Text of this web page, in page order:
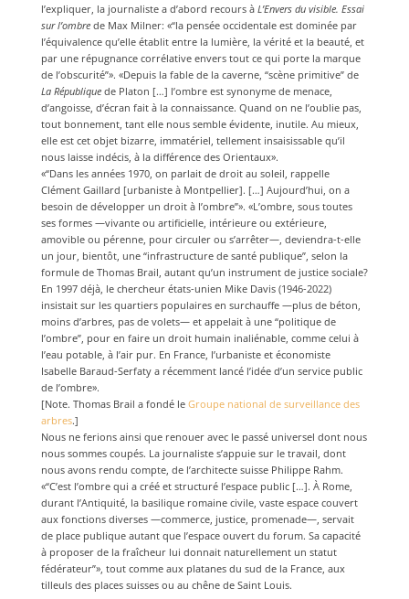
l’expliquer, la journaliste a d’abord recours à L’Envers du visible. Essai
sur l’ombrede Max Milner: «“la pensée occidentale est dominée par
l’équivalence qu’elle établit entre la lumière, la vérité et la beauté, et
par une répugnance corrélative envers tout ce qui porte la marque
de l’obscurité”». «Depuis la fable de la caverne, “scène primitive” de
La Républiquede Platon […] l’ombre est synonyme de menace,
d’angoisse, d’écran fait à la connaissance. Quand on ne l’oublie pas,
tout bonnement, tant elle nous semble évidente, inutile. Au mieux,
elle est cet objet bizarre, immatériel, tellement insaisissable qu’il
nous laisse indécis, à la différence des Orientaux».
«“Dans les années 1970, on parlait de droit au soleil, rappelle
Clément Gaillard [urbaniste à Montpellier]. […] Aujourd’hui, on a
besoin de développer un droit à l’ombre”». «L’ombre, sous toutes
ses formes —vivante ou artificielle, intérieure ou extérieure,
amovible ou pérenne, pour circuler ou s’arrêter—, deviendra-t-elle
un jour, bientôt, une “infrastructure de santé publique”, selon la
formule de Thomas Brail, autant qu’un instrument de justice sociale?
En 1997 déjà, le chercheur états-unien Mike Davis (1946-2022)
insistait sur les quartiers populaires en surchauffe —plus de béton,
moins d’arbres, pas de volets— et appelait à une “politique de
l’ombre”, pour en faire un droit humain inaliénable, comme celui à
l’eau potable, à l’air pur. En France, l’urbaniste et économiste
Isabelle Baraud-Serfaty a récemment lancé l’idée d’un service public
de l’ombre».
[Note. Thomas Brail a fondé le Groupe national de surveillance des
arbres.]
Nous ne ferions ainsi que renouer avec le passé universel dont nous
nous sommes coupés. La journaliste s’appuie sur le travail, dont
nous avons rendu compte, de l’architecte suisse Philippe Rahm.
«“C’est l’ombre qui a créé et structuré l’espace public […]. À Rome,
durant l’Antiquité, la basilique romaine civile, vaste espace couvert
aux fonctions diverses —commerce, justice, promenade—, servait
de place publique autant que l’espace ouvert du forum. Sa capacité
à proposer de la fraîcheur lui donnait naturellement un statut
fédérateur”», tout comme aux platanes du sud de la France, aux
tilleuls des places suisses ou au chêne de Saint Louis.